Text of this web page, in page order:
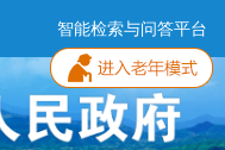
智能检索与问答平台